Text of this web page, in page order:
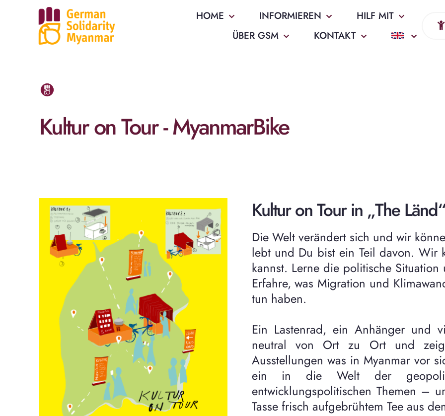
HOME INFORMIEREN
HILF MIT
ÜBER GSM
KONTAKT
Kultur on Tour - MyanmarBike
Kultur on Tour in „The Länd“
Die Welt verändert sich und wir
lebt und Du bist ein Teil davon. Wir
kannst. Lerne die politische
Erfahre, was Migration und
tun haben.
Ein Lastenrad, ein Anhänger und
neutral von Ort zu Ort und
Ausstellungen was in Myanmar vor
ein in die Welt der
entwicklungspolitischen Themen –
Tasse frisch aufgebrühtem Tee aus